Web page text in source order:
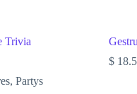
Trivia
, Partys
$